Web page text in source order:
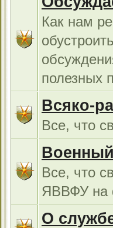
Как нам
полезных
Всяко-
Все, что
Все, что
ЯВВФУ на
О